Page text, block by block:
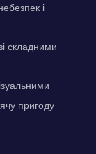
і
складними
пригоду